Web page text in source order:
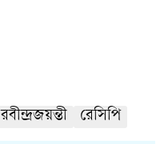
রবীন্দ্রজয়ন্তী রেসিপি